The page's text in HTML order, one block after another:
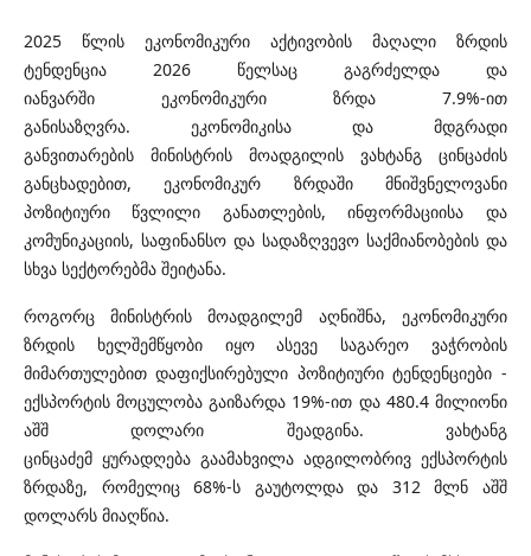
2025 წლის ეკონომიკური აქტივობის მაღალი ზრდის
ტენდენცია 2026 წელსაც გაგრძელდა და
იანვარში
ეკონომიკური ზრდა 7.9%-ით
განისაზღვრა.
ეკონომიკისა და მდგრადი
განვითარების
მინისტრის მოადგილის ვახტანგ ცინცაძის
განცხადებით,
ეკონომიკურ ზრდაში მნიშვნელოვანი
პოზიტიური წვლილი განათლების, ინფორმაციისა და
კომუნიკაციის, საფინანსო და სადაზღვევო საქმიანობების და
სხვა სექტორებმა შეიტანა.
როგორც მინისტრის მოადგილემ აღნიშნა,
ეკონომიკური
ზრდის ხელშემწყობი იყო ასევე საგარეო ვაჭრობის
მიმართულებით დაფიქსირებული პოზიტიური ტენდენციები -
ექსპორტის მოცულობა გაიზარდა 19%-ით და 480.4 მილიონი
აშშ დოლარი შეადგინა.
ვახტანგ
ცინცაძემ ყურადღება გაამახვილა ადგილობრივ ექსპორტის
ზრდაზე, რომელიც 68%-ს გაუტოლდა და 312 მლნ აშშ
დოლარს მიაღწია.